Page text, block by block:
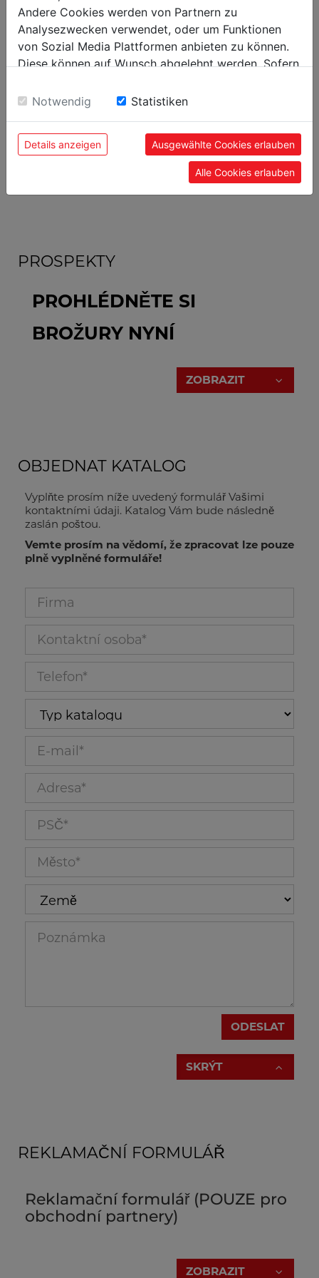
KATALOGY
PROHLÉDNĚTE SI
KATALOGY NYNÍ
CENÍK
Katalog dřevoobráběcích strojů Holz
ZOBRAZIT
PROSPEKTY
PROHLÉDNĚTE SI
BROŽURY NYNÍ
Prospekty SVÁŘECÍ TECHNIKA
ZOBRAZIT
OBJEDNAT KATALOG
Vyplňte prosím níže uvedený formulář Vašimi
kontaktními údaji. Katalog Vám bude následně
zaslán poštou.
Vemte prosím na vědomí, že zpracovat lze pouze
plně vyplněné formuláře!
Firma_113
Kontaktní osoba_114
Telefon_120
Typ katalogu
E-mail_121
Adresa_115
PSČ_116
Město_117
Země
Poznámka_122
ODESLAT
SKRÝT
REKLAMAČNÍ FORMULÁŘ
Reklamační formulář (POUZE pro
obchodní partnery)
ZOBRAZIT
Andere Cookies werden von Partnern zu
Analysezwecken verwendet, oder um Funktionen
von Sozial Media Plattformen anbieten zu können.
Diese können auf Wunsch abgelehnt werden. Sofern
Einwilligung zu unseren Cookies.
Notwendig Statistiken
Details anzeigen Ausgewählte Cookies erlauben
Alle Cookies erlauben